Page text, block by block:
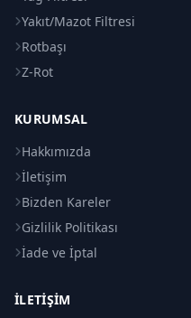
Yakıt/Mazot Filtresi
Rotbaşı
Z-Rot
KURUMSAL
Hakkımızda
İletişim
Bizden Kareler
Gizlilik Politikası
İade ve İptal
İLETIŞIM